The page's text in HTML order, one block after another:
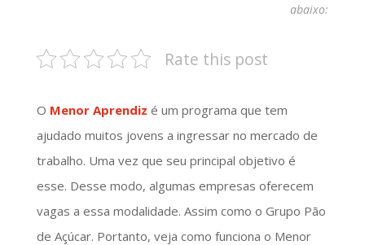
abaixo:
Rate this post
O Menor Aprendiz é um programa que tem
ajudado muitos jovens a ingressar no mercado de
trabalho. Uma vez que seu principal objetivo é
esse. Desse modo, algumas empresas oferecem
vagas a essa modalidade. Assim como o Grupo Pão
de Açúcar. Portanto, veja como funciona o Menor